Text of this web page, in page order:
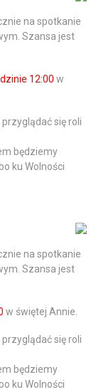
na spotkanie
Szansa jest
12:00 w
się roli
będziemy
ku Wolności
na spotkanie
Szansa jest
w świętej Annie.
się roli
będziemy
ku Wolności